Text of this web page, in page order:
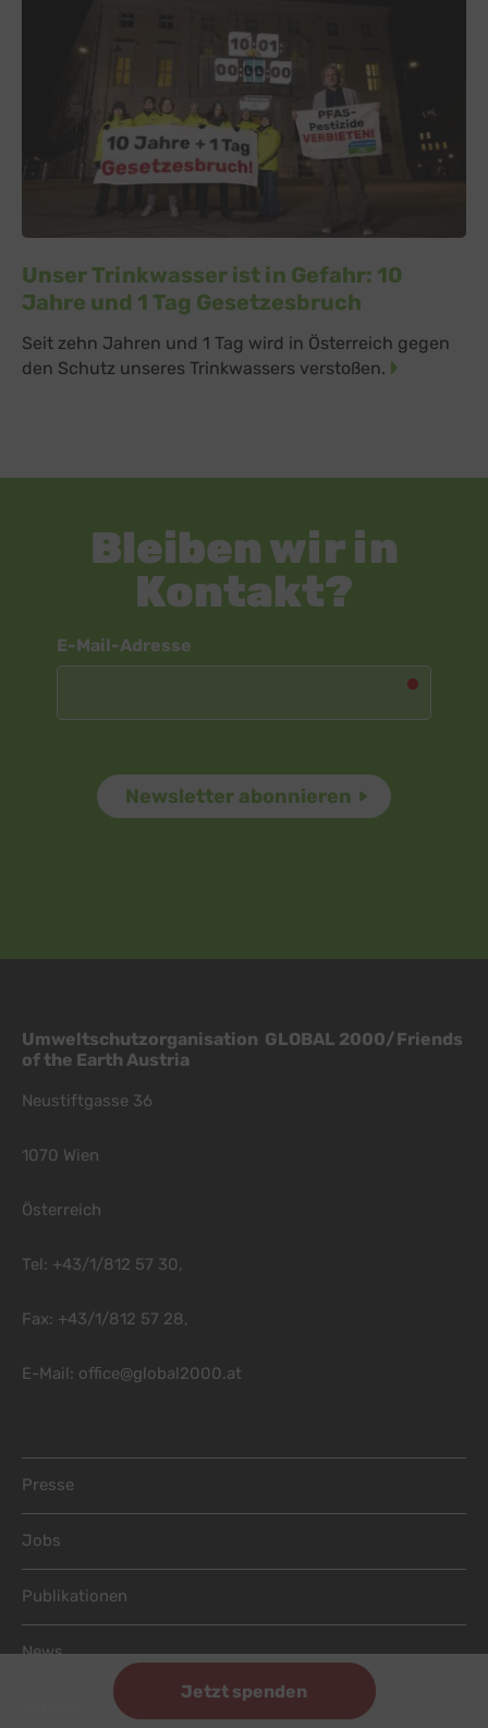
Jetzt spenden
Unser Trinkwasser ist in Gefahr: 10
Jahre und 1 Tag Gesetzesbruch
Seit zehn Jahren und 1 Tag wird in Österreich gegen
den Schutz unseres Trinkwassers verstoßen.
Bleiben wir in
Kontakt?
E-Mail-Adresse
Umweltschutzorganisation GLOBAL 2000/Friends
of the Earth Austria
Neustiftgasse 36
1070 Wien
Österreich
Tel: +43/1/812 57 30,
Fax: +43/1/812 57 28,
E-Mail: office@global2000.at
Presse
Jobs
Publikationen
News